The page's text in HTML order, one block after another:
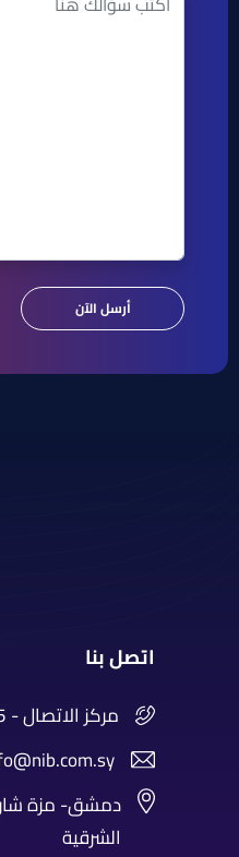
أرسل الآن
اتصل بنا
00963 11 9655 - مركز الاتصال
دمشق- مزة
الشرقية